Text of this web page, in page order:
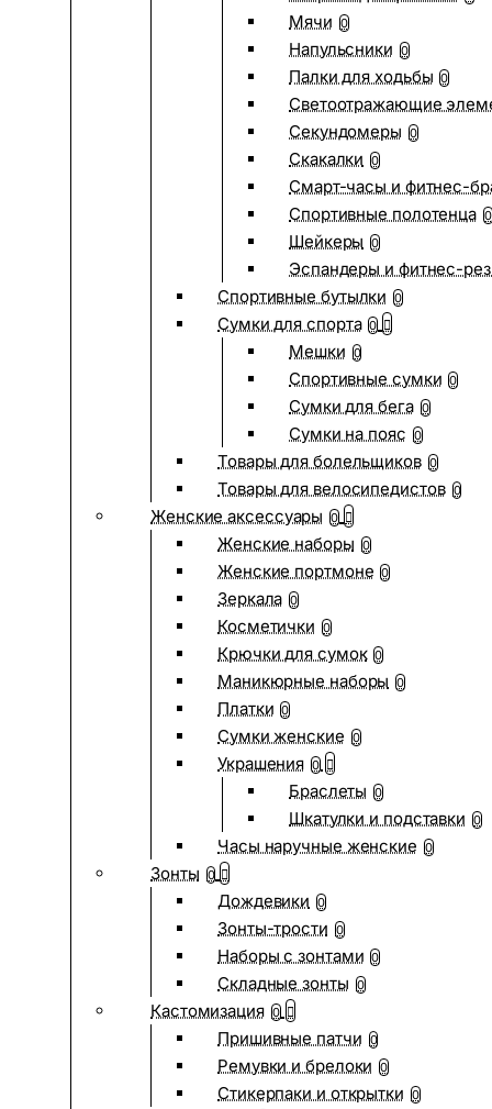
Мячи 0
Напульсники 0
Палки для ходьбы 0
Светоотражающие
Секундомеры 0
Скакалки 0
Смарт-часы и фитнес-
Спортивные полотенца 0
Шейкеры 0
Эспандеры и фитнес-
Спортивные бутылки 0
Сумки для спорта 0
Мешки 0
Спортивные сумки 0
Сумки для бега 0
Сумки на пояс 0
Товары для болельщиков 0
Товары для велосипедистов 0
Женские аксессуары 0
Женские наборы 0
Женские портмоне 0
Зеркала 0
Косметички 0
Крючки для сумок 0
Маникюрные наборы 0
Платки 0
Сумки женские 0
Украшения 0
Браслеты 0
Шкатулки и подставки 0
Часы наручные женские 0
Зонты 0
Дождевики 0
Зонты-трости 0
Наборы с зонтами 0
Складные зонты 0
Кастомизация 0
Пришивные патчи 0
Ремувки и брелоки 0
Стикерпаки и открытки 0